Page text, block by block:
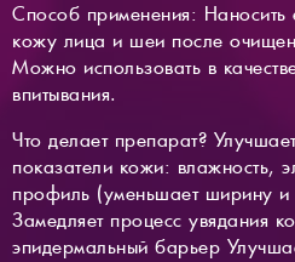
Способ применения:
кожу лица и шеи после
Можно использовать в
впитывания.
Что делает препарат?
показатели кожи: влажность,
профиль (уменьшает ширину
Замедляет процесс увядания
эпидермальный барьер